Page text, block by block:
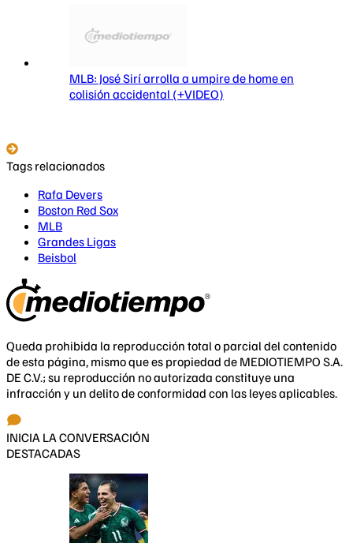
MLB: José Sirí arrolla a umpire de home en
colisión accidental (+VIDEO)
Tags relacionados
Rafa Devers
Boston Red Sox
MLB
Grandes Ligas
Beisbol
Queda prohibida la reproducción total o parcial del contenido
de esta página, mismo que es propiedad de MEDIOTIEMPO S.A.
DE C.V.; su reproducción no autorizada constituye una
infracción y un delito de conformidad con las leyes aplicables.
INICIA LA CONVERSACIÓN
DESTACADAS